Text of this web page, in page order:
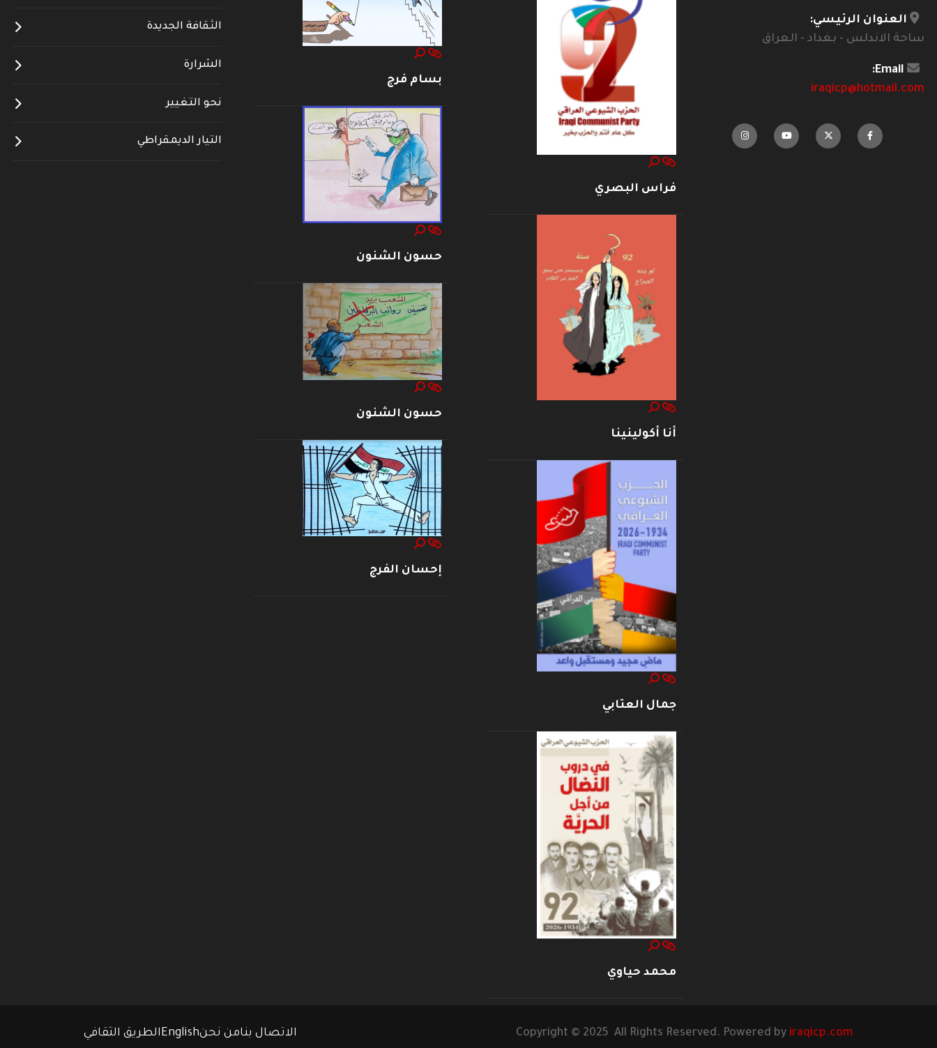
العنوان الرئيسي:
ساحة الاندلس - بغداد - العراق
Email:
iraqicp@hotmail.com
فراس البصري
أنا أكولينينا
جمال العتابي
محمد حياوي
بسام فرج
حسون الشنون
حسون الشنون
إحسان الفرج
الثقافة الجديدة
الشرارة
نحو التغيير
التيار الديمقراطي
Copyright © 2025 All Rights Reserved. Powered by iraqicp.com الاتصال بنامن نحنEnglishالطريق الثقافي